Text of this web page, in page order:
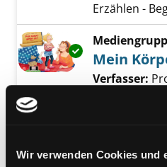
Wir verwenden Cookies und
Erzählen -
Exemplar-
Mein
Verfasser:
Verlag: